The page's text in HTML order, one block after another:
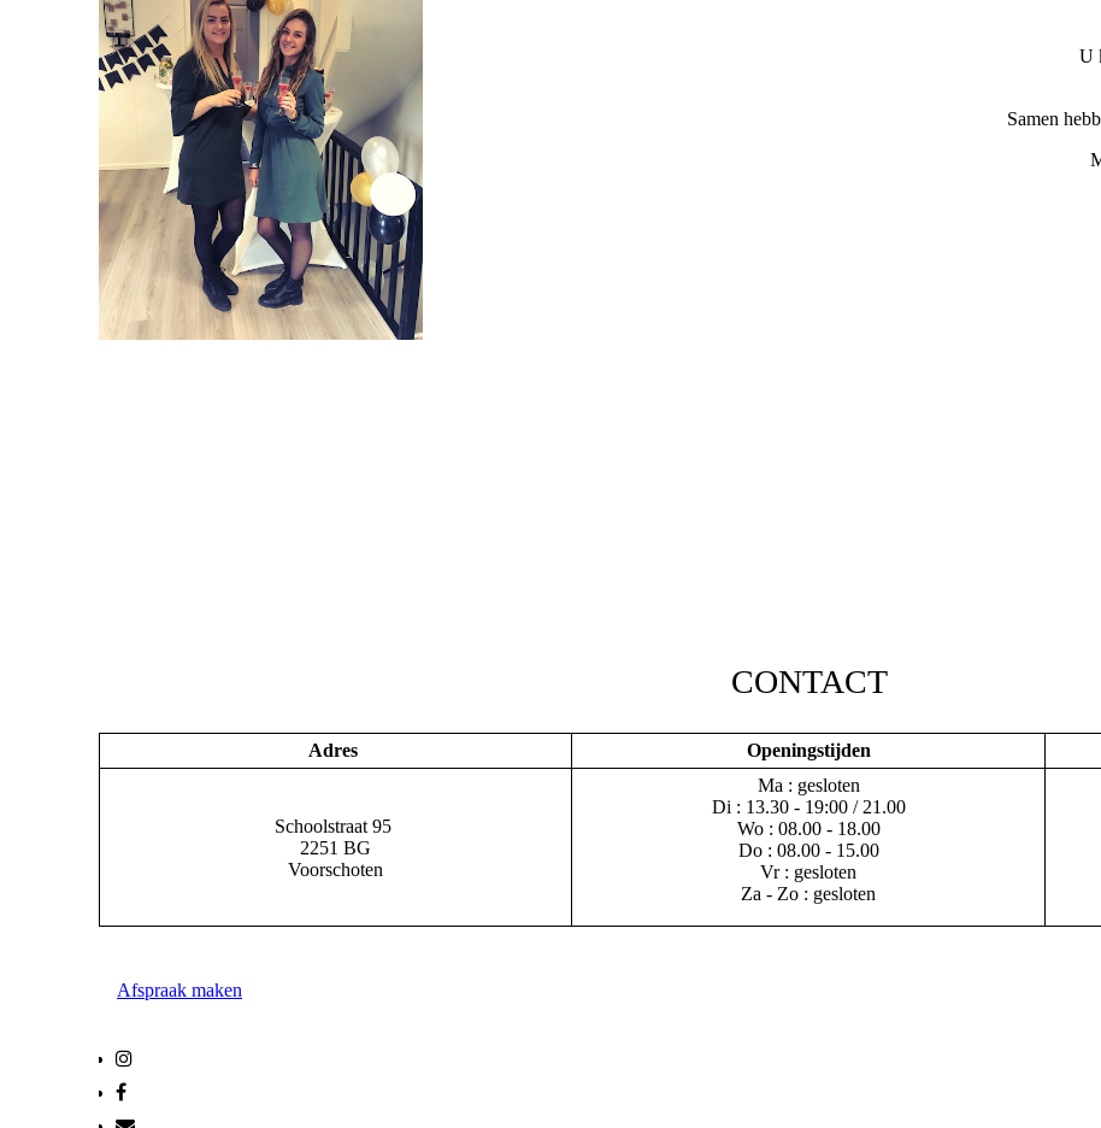
U
Samen
CONTACT
Adres Openingstijden
Schoolstraat 95
2251 BG
Voorschoten
Ma : gesloten
Di : 13.30 - 19:00 / 21.00
Wo : 08.00 - 18.00
Do : 08.00 - 15.00
Vr : gesloten
Za - Zo : gesloten
Afspraak maken